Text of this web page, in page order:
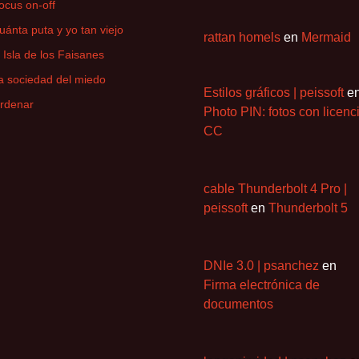
on-off
puta y yo tan viejo
Isla de los Faisanes
sociedad del miedo
rattan homels en Mermaid
Estilos gráficos | peissoft
Photo PIN: fotos con
CC
cable Thunderbolt 4 Pro |
peissoften Thunderbolt 5
DNIe 3.0 | psanchez en
Firma electrónica de
documentos